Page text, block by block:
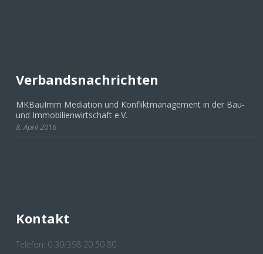
Verbandsnachrichten
MKBauImm Mediation und Konfliktmanagement in der Bau-
und Immobilienwirtschaft e.V.
8. April 2016
Kontakt
Telefon: 0 30/398 20 50 80